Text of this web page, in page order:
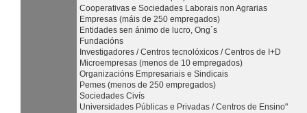
Cooperativas e Sociedades Laborais non Agrarias
Empresas (máis de 250 empregados)
Entidades sen ánimo de lucro, Ong´s
Fundacións
Investigadores / Centros tecnolóxicos / Centros de I+D
Microempresas (menos de 10 empregados)
Organizacións Empresariais e Sindicais
Pemes (menos de 250 empregados)
Sociedades Civís
Universidades Públicas e Privadas / Centros de Ensino"